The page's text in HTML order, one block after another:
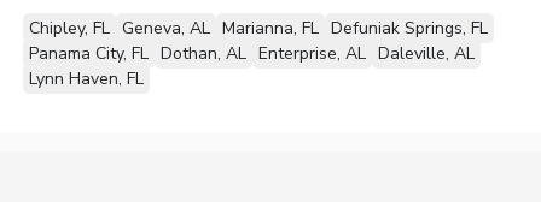
Chipley, FL Geneva, AL Marianna, FL Defuniak Springs, FL
Panama City, FL Dothan, AL Enterprise, AL Daleville, AL
Lynn Haven, FL